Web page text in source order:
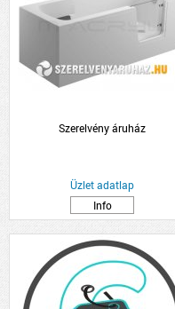
Szerelvény áruház
Üzlet adatlap
Info